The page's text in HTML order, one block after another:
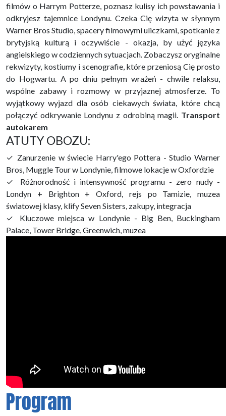
filmów o Harrym Potterze, poznasz kulisy ich powstawania i
odkryjesz tajemnice Londynu. Czeka Cię wizyta w słynnym
Warner Bros Studio, spacery filmowymi uliczkami, spotkanie z
brytyjską kulturą i oczywiście - okazja, by użyć języka
angielskiego w codziennych sytuacjach. Zobaczysz oryginalne
rekwizyty, kostiumy i scenografie, które przeniosą Cię prosto
do Hogwartu. A po dniu pełnym wrażeń - chwile relaksu,
wspólne zabawy i rozmowy w przyjaznej atmosferze. To
wyjątkowy wyjazd dla osób ciekawych świata, które chcą
połączyć odkrywanie Londynu z odrobiną magii. Transport
autokarem
ATUTY OBOZU:
✓ Zanurzenie w świecie Harry'ego Pottera - Studio Warner
Bros, Muggle Tour w Londynie, filmowe lokacje w Oxfordzie
✓ Różnorodność i intensywność programu - zero nudy -
Londyn + Brighton + Oxford, rejs po Tamizie, muzea
światowej klasy, klify Seven Sisters, zakupy, integracja
✓ Kluczowe miejsca w Londynie - Big Ben, Buckingham
Palace, Tower Bridge, Greenwich, muzea
Program